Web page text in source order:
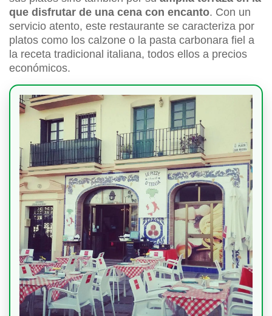
que disfrutar de una cena con encanto. Con un
servicio atento, este restaurante se caracteriza por
platos como los calzone o la pasta carbonara fiel a
la receta tradicional italiana, todos ellos a precios
económicos.